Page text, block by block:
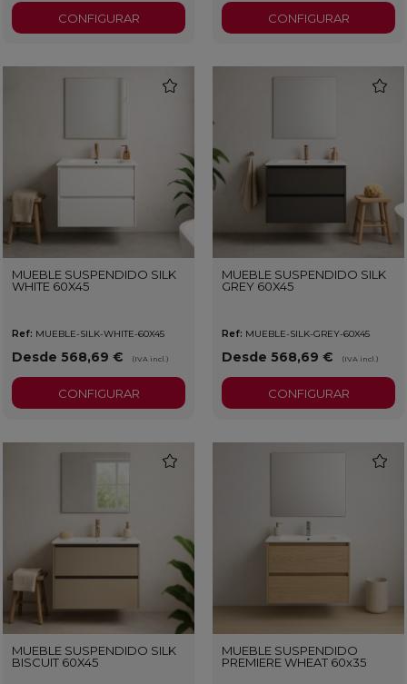
CONFIGURAR CONFIGURAR
MUEBLE SUSPENDIDO SILK
WHITE 60X45
Ref: MUEBLE-SILK-WHITE-60X45
Desde 568,69 € (IVA incl.)
CONFIGURAR
MUEBLE SUSPENDIDO SILK
GREY 60X45
Ref: MUEBLE-SILK-GREY-60X45
Desde 568,69 € (IVA incl.)
CONFIGURAR
MUEBLE SUSPENDIDO SILK
BISCUIT 60X45
MUEBLE SUSPENDIDO
PREMIERE WHEAT 60x35